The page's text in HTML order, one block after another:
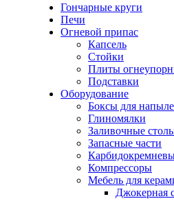
Гончарные круги
Печи
Огневой припас
Капсель
Стойки
Плиты
Подставки
Оборудование
Боксы для
Глиномялки
Заливочные
Запасные части
Компрессоры
Мебель для
Джокерная